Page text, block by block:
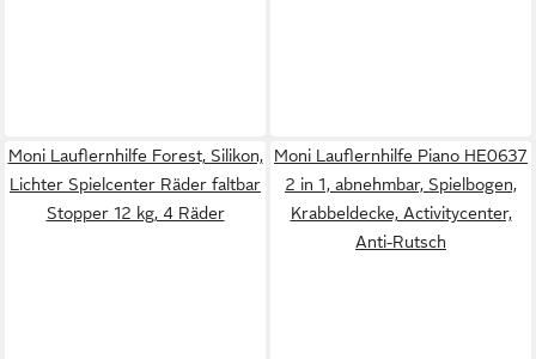
Moni Lauflernhilfe Forest, Silikon,
Lichter Spielcenter Räder faltbar
Stopper 12 kg, 4 Räder
Moni Lauflernhilfe Piano HE0637
2 in 1, abnehmbar, Spielbogen,
Krabbeldecke, Activitycenter,
Anti-Rutsch